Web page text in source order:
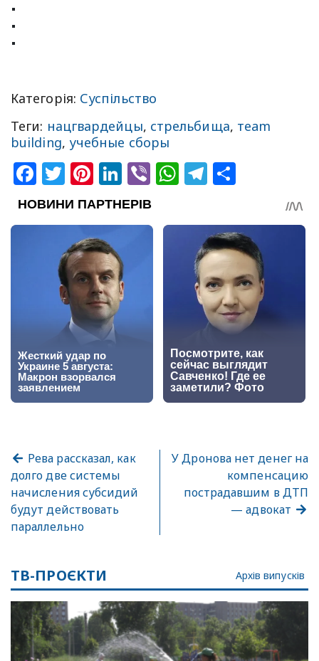
Категорія: Суспільство
Теги: нацгвардейцы, стрельбища, тeam
building, учебные сборы
Facebook
Twitter
Pinterest
LinkedIn
ViberWhatsApp
Telegram
Рева рассказал, как
долго две системы
начисления субсидий
будут действовать
параллельно
У Дронова нет денег на
компенсацию
пострадавшим в ДТП
— адвокат
ТВ-ПРОЄКТИ Архів випусків